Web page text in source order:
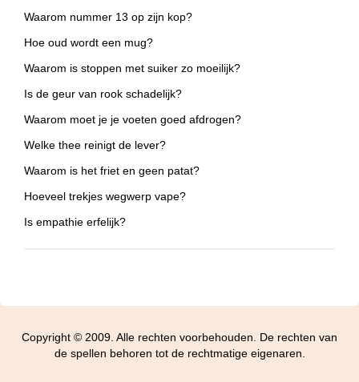
Waarom nummer 13 op zijn kop?
Hoe oud wordt een mug?
Waarom is stoppen met suiker zo moeilijk?
Is de geur van rook schadelijk?
Waarom moet je je voeten goed afdrogen?
Welke thee reinigt de lever?
Waarom is het friet en geen patat?
Hoeveel trekjes wegwerp vape?
Is empathie erfelijk?
Copyright © 2009. Alle rechten voorbehouden. De rechten van
de spellen behoren tot de rechtmatige eigenaren.